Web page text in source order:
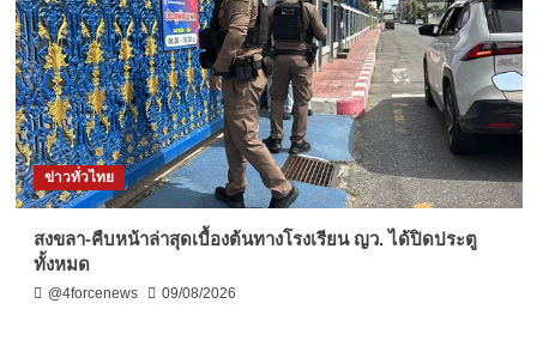
ข่าวทั่วไทย
สงขลา-คืบหน้าล่าสุดเบื้องต้นทางโรงเรียน ญว. ได้ปิดประตู
ทั้งหมด
@4forcenews 09/08/2026